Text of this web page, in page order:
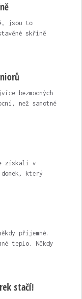
jsou to
skříně
bezmocných
než samotné
získali v
který
příjemné.
teplo. Někdy
stačí!